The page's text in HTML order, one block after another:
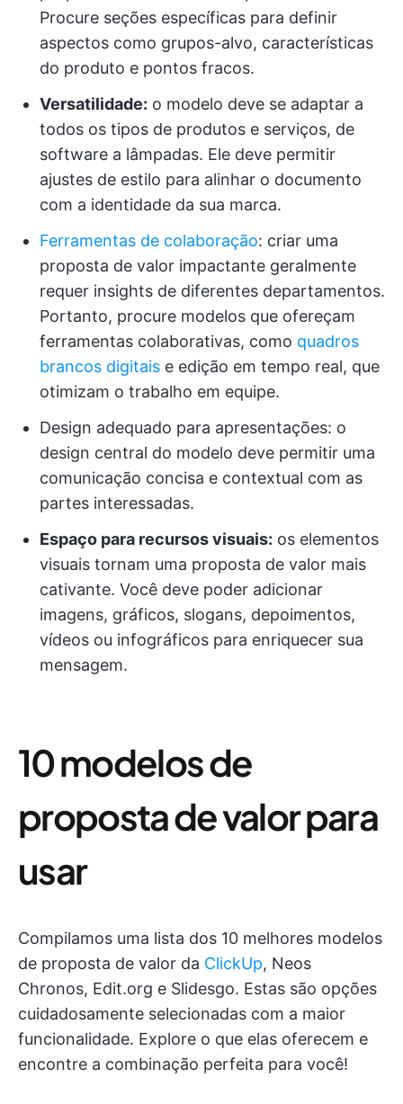
Procure seções específicas para definir
aspectos como grupos-alvo, características
do produto e pontos fracos.
Versatilidade: o modelo deve se adaptar a
todos os tipos de produtos e serviços, de
software a lâmpadas. Ele deve permitir
ajustes de estilo para alinhar o documento
com a identidade da sua marca.
Ferramentas de colaboração: criar uma
proposta de valor impactante geralmente
requer insights de diferentes departamentos.
Portanto, procure modelos que ofereçam
ferramentas colaborativas, como quadros
brancos digitais e edição em tempo real, que
otimizam o trabalho em equipe.
Design adequado para apresentações: o
design central do modelo deve permitir uma
comunicação concisa e contextual com as
partes interessadas.
Espaço para recursos visuais: os elementos
visuais tornam uma proposta de valor mais
cativante. Você deve poder adicionar
imagens, gráficos, slogans, depoimentos,
vídeos ou infográficos para enriquecer sua
mensagem.
10 modelos de
proposta de valor para
usar
Compilamos uma lista dos 10 melhores modelos
de proposta de valor da ClickUp, Neos
Chronos, Edit.org e Slidesgo. Estas são opções
cuidadosamente selecionadas com a maior
funcionalidade. Explore o que elas oferecem e
encontre a combinação perfeita para você!